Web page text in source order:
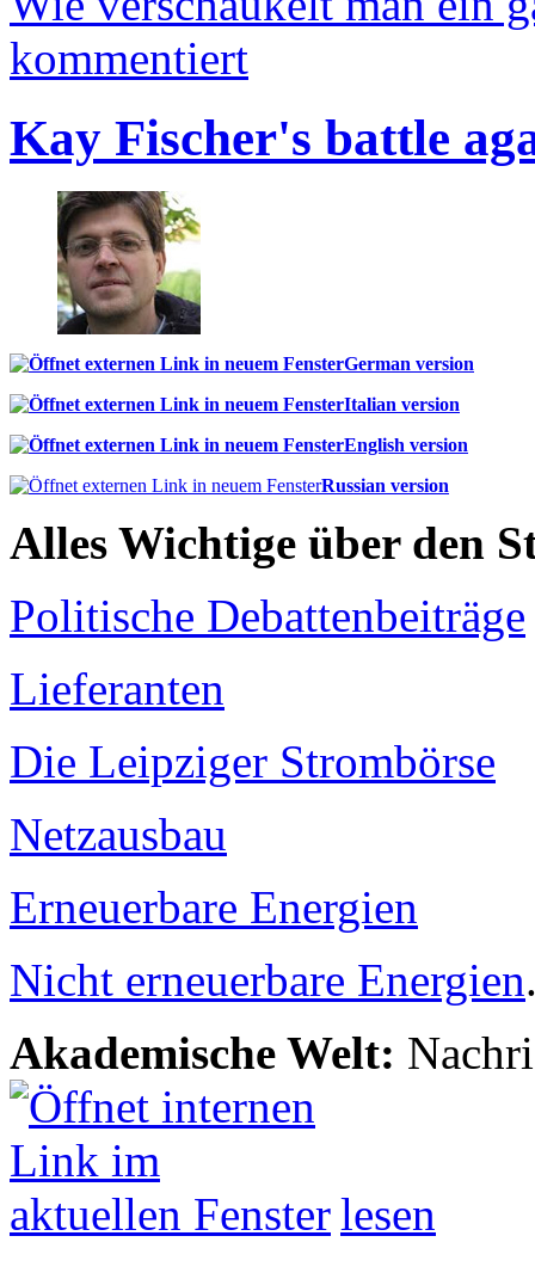
kommentiert
Kay Fischer's battle
German version
Italian version
English version
Russian version
Alles Wichtige über den
Politische Debattenbeiträge
Lieferanten
Die Leipziger Strombörse
Netzausbau
Erneuerbare Energien
Nicht erneuerbare Energien
Akademische Welt:
lesen